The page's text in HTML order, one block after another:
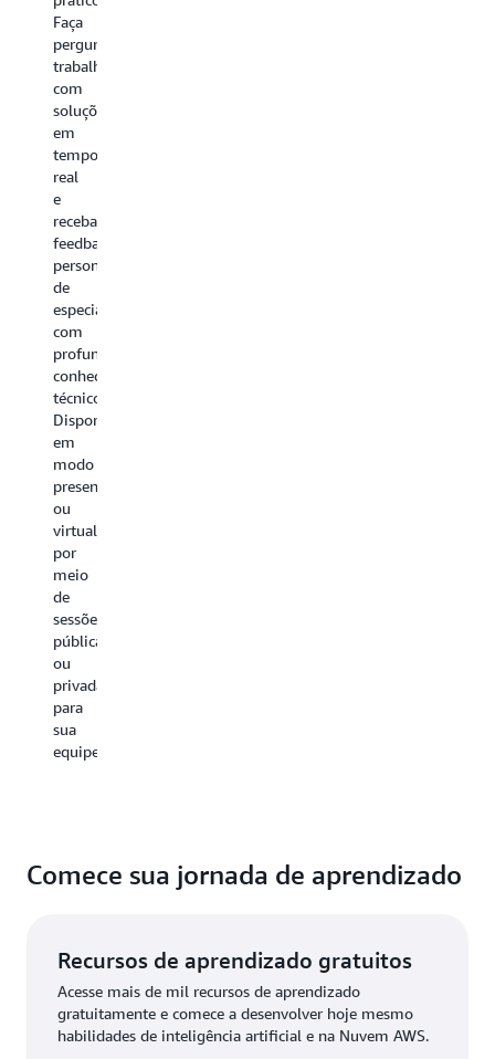
Faça
perguntas,
trabalhe
com
soluções
em
tempo
real
e
receba
feedback
personalizado
de
especialistas
com
profundo
conhecimento
técnico.
Disponível
em
modo
presencial
ou
virtual
por
meio
de
sessões
públicas
ou
privadas
para
sua
equipe.
Comece sua jornada de aprendizado
Recursos de aprendizado gratuitos
Acesse mais de mil recursos de aprendizado
gratuitamente e comece a desenvolver hoje mesmo
habilidades de inteligência artificial e na Nuvem AWS.